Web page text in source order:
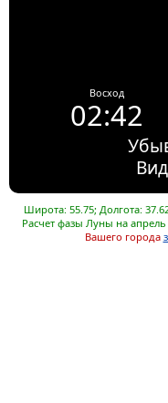
Восход
02:42
Широта: 55.75; Долгота:
Расчет фазы Луны на апрель
Вашего города